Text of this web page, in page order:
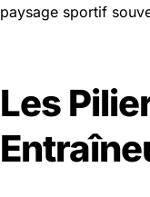
paysage sportif
Les